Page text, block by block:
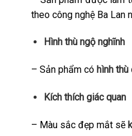
theo công nghệ Ba Lan
Hình thù ngộ nghĩnh
– Sản phẩm có hình
Kích thích giác quan
– Màu sắc đẹp mắt sẽ